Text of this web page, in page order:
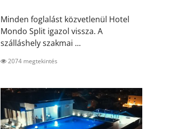
Minden foglalást közvetlenül Hotel
Mondo Split igazol vissza. A
szálláshely szakmai ...
2074 megtekintés